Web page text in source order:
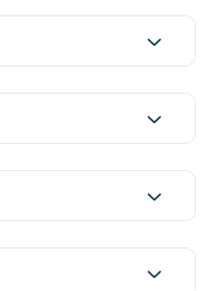
ve
ve güvenliği